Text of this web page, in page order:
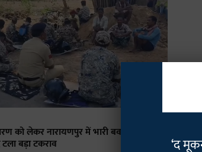
को लेकर नारायणपुर में भारी बवाल, 12 घंटे
बड़ा टकराव
‘द